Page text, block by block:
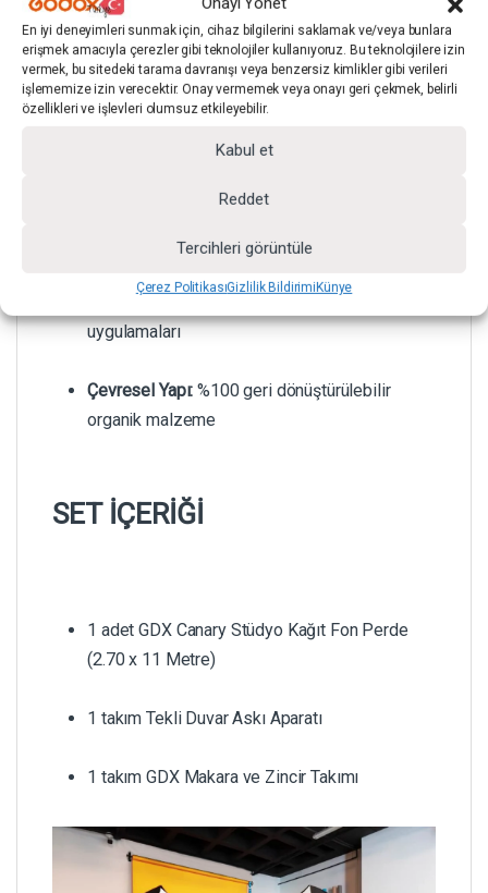
En iyi deneyimleri sunmak için, cihaz bilgilerini saklamak ve/veya bunlara
erişmek amacıyla çerezler gibi teknolojiler kullanıyoruz. Bu teknolojilere izin
vermek, bu sitedeki tarama davranışı veya benzersiz kimlikler gibi verileri
işlememize izin verecektir. Onay vermemek veya onayı geri çekmek, belirli
özellikleri ve işlevleri olumsuz etkileyebilir.
Kabul et
Reddet
Tercihleri görüntüle
Çerez PolitikasıGizlilik BildirimiKünye
Ağırlık:6.35 kg
Malzeme:Yüksek kaliteli, dayanıklı karton
Işık yansıtmayan, darbeye dayanıklı
Asit içermeyen sağlam form
Kullanım Tipi:
Uzun süreli sabit stüdyo
uygulamaları
Çevresel Yapı: %100 geri dönüştürülebilir
organik malzeme
SET İÇERİĞİ
1 adet GDX Canary Stüdyo Kağıt Fon Perde
(2.70 x 11 Metre)
1 takım Tekli Duvar Askı Aparatı
1 takım GDX Makara ve Zincir Takımı